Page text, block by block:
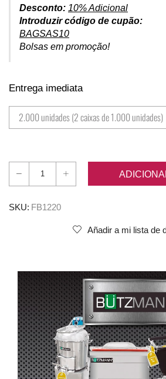
Desconto: 10% Adicional
Introduzir código de cupão:
BAGSAS10
Bolsas em promoção!
Entrega imediata
Quantidade
12x20
SKU: FB1220
Añadir a mi lista de